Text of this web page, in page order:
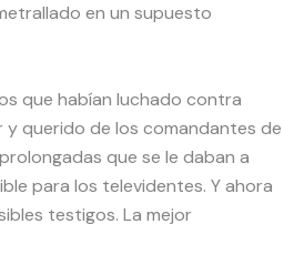
en un supuesto
que habían luchado contra
y querido de los comandantes de
que se le daban a
para los televidentes. Y ahora
testigos. La mejor